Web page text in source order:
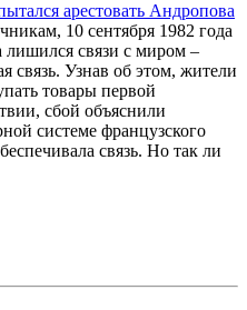
арестовать Андропова
10 сентября 1982 года
связи с миром –
связь. Узнав об этом, жители
товары первой
сбой объяснили
системе французского
связь. Но так ли